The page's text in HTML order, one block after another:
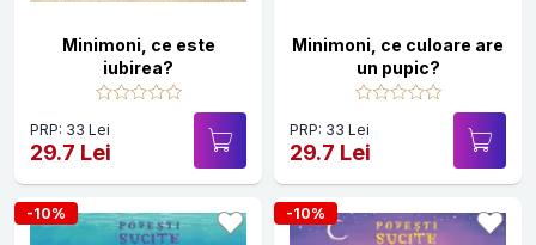
Minimoni, ce este
iubirea?
PRP: 33 Lei
29.7 Lei
Minimoni, ce culoare are
un pupic?
PRP: 33 Lei
29.7 Lei
-10% -10%